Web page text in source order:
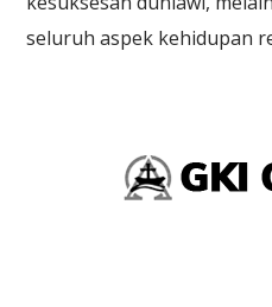
seluruh aspek kehidupan